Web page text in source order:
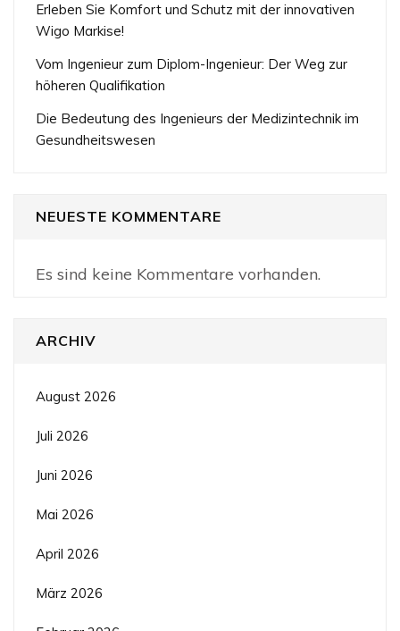
Erleben Sie Komfort und Schutz mit der innovativen
Wigo Markise!
Vom Ingenieur zum Diplom-Ingenieur: Der Weg zur
höheren Qualifikation
Die Bedeutung des Ingenieurs der Medizintechnik im
Gesundheitswesen
NEUESTE KOMMENTARE
Es sind keine Kommentare vorhanden.
ARCHIV
August 2026
Juli 2026
Juni 2026
Mai 2026
April 2026
März 2026